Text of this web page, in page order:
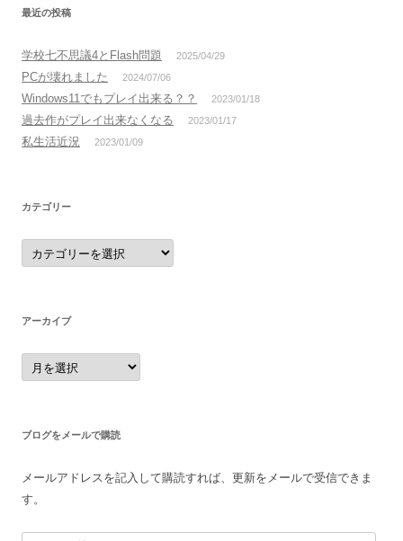
最近の投稿
学校七不思議4とFlash問題 2025/04/29
PCが壊れました 2024/07/06
Windows11でもプレイ出来る？？ 2023/01/18
過去作がプレイ出来なくなる 2023/01/17
私生活近況 2023/01/09
カテゴリー
カ
テ
ゴ
アーカイブ
ア
ー
カ
ブログをメールで購読
メールアドレスを記入して購読すれば、更新をメールで受信できま
す。